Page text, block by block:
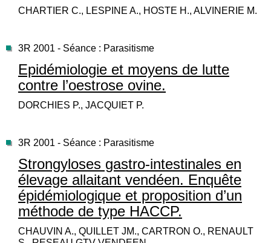
CHARTIER C., LESPINE A., HOSTE H., ALVINERIE M.
3R 2001 - Séance : Parasitisme
Epidémiologie et moyens de lutte
contre l’oestrose ovine.
DORCHIES P., JACQUIET P.
3R 2001 - Séance : Parasitisme
Strongyloses gastro-intestinales en
élevage allaitant vendéen. Enquête
épidémiologique et proposition d’un
méthode de type HACCP.
CHAUVIN A., QUILLET JM., CARTRON O., RENAULT